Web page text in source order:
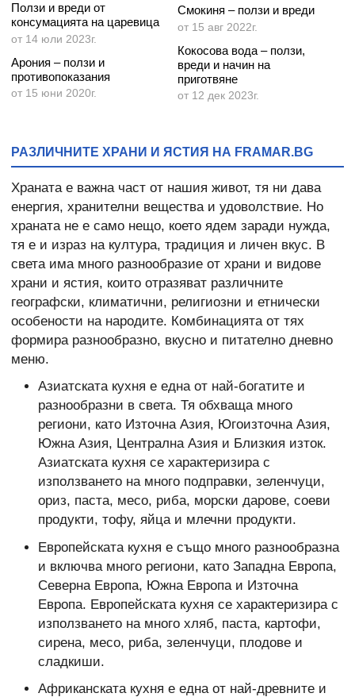
Ползи и вреди от
консумацията на царевица
от 14 юли 2023г.
Арония – ползи и
противопоказания
от 15 юни 2020г.
Смокиня – ползи и вреди
от 15 авг 2022г.
Кокосова вода – ползи,
вреди и начин на
приготвяне
от 12 дек 2023г.
РАЗЛИЧНИТЕ ХРАНИ И ЯСТИЯ НА FRAMAR.BG
Храната е важна част от нашия живот, тя ни дава
енергия, хранителни вещества и удоволствие. Но
храната не е само нещо, което ядем заради нужда,
тя е и израз на култура, традиция и личен вкус. В
света има много разнообразие от храни и видове
храни и ястия, които отразяват различните
географски, климатични, религиозни и етнически
особености на народите. Комбинацията от тях
формира разнообразно, вкусно и питателно дневно
меню.
Азиатската кухня е една от най-богатите и
разнообразни в света. Тя обхваща много
региони, като Източна Азия, Югоизточна Азия,
Южна Азия, Централна Азия и Близкия изток.
Азиатската кухня се характеризира с
използването на много подправки, зеленчуци,
ориз, паста, месо, риба, морски дарове, соеви
продукти, тофу, яйца и млечни продукти.
Европейската кухня е също много разнообразна
и включва много региони, като Западна Европа,
Северна Европа, Южна Европа и Източна
Европа. Европейската кухня се характеризира с
използването на много хляб, паста, картофи,
сирена, месо, риба, зеленчуци, плодове и
сладкиши.
Африканската кухня е една от най-древните и